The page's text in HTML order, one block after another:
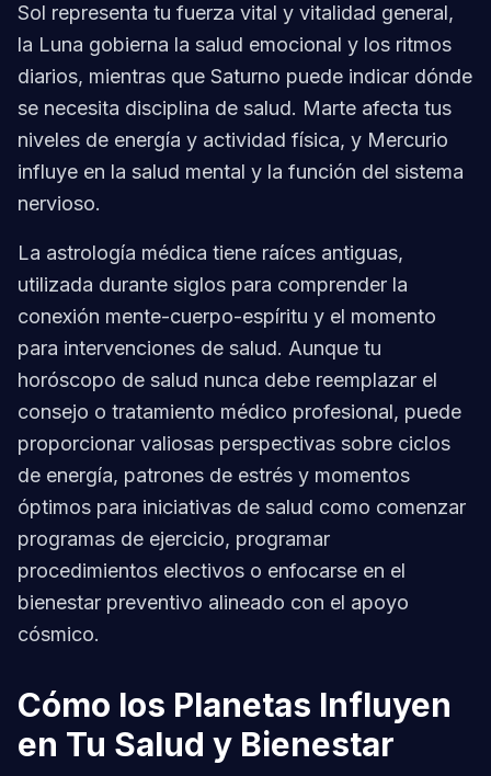
Sol representa tu fuerza vital y vitalidad general,
la Luna gobierna la salud emocional y los ritmos
diarios, mientras que Saturno puede indicar dónde
se necesita disciplina de salud. Marte afecta tus
niveles de energía y actividad física, y Mercurio
influye en la salud mental y la función del sistema
nervioso.
La astrología médica tiene raíces antiguas,
utilizada durante siglos para comprender la
conexión mente-cuerpo-espíritu y el momento
para intervenciones de salud. Aunque tu
horóscopo de salud nunca debe reemplazar el
consejo o tratamiento médico profesional, puede
proporcionar valiosas perspectivas sobre ciclos
de energía, patrones de estrés y momentos
óptimos para iniciativas de salud como comenzar
programas de ejercicio, programar
procedimientos electivos o enfocarse en el
bienestar preventivo alineado con el apoyo
cósmico.
Cómo los Planetas Influyen
en Tu Salud y Bienestar